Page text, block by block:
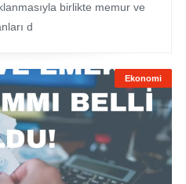
birlikte memur ve
d
Ekonomi